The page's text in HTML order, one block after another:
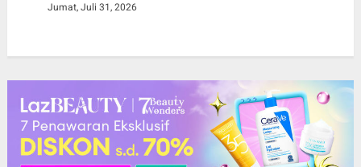
Jumat, Juli 31, 2026